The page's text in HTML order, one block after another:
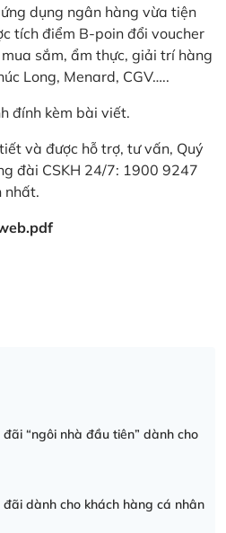
dụng ngân hàng vừa tiện
tích điểm B-poin đổi voucher
sắm, ẩm thực, giải trí hàng
Long, Menard, CGV…..
đính kèm bài viết.
và được hỗ trợ, tư vấn, Quý
đài CSKH 24/7: 1900 9247
nhất.
“ngôi nhà đầu tiên” dành cho
dành cho khách hàng cá nhân